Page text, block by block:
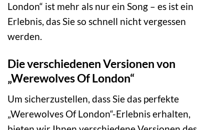
London“ ist mehr als nur ein Song – es ist ein
Erlebnis, das Sie so schnell nicht vergessen
werden.
Die verschiedenen Versionen von
„Werewolves Of London“
Um sicherzustellen, dass Sie das perfekte
„Werewolves Of London“-Erlebnis erhalten,